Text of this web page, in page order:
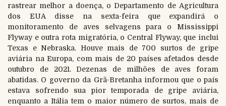
rastrear melhor a doença, o Departamento de Agricultura
dos EUA disse na sexta-feira que expandirá o
monitoramento de aves selvagens para o Mississippi
Flyway e outra rota migratória, o Central Flyway, que inclui
Texas e Nebraska. Houve mais de 700 surtos de gripe
aviária na Europa, com mais de 20 países afetados desde
outubro de 2021. Dezenas de milhões de aves foram
abatidas. O governo da Grã-Bretanha informou que o país
estava sofrendo sua pior temporada de gripe aviária,
enquanto a Itália tem o maior número de surtos, mais de